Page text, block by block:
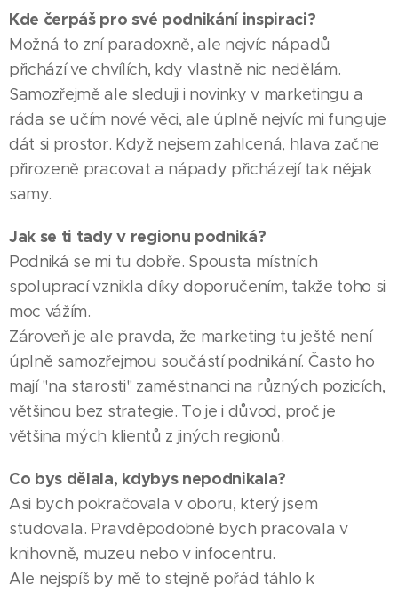
Kde čerpáš pro své podnikání inspiraci?
Možná to zní paradoxně, ale nejvíc nápadů
přichází ve chvílích, kdy vlastně nic nedělám.
Samozřejmě ale sleduji i novinky v marketingu a
ráda se učím nové věci, ale úplně nejvíc mi funguje
dát si prostor. Když nejsem zahlcená, hlava začne
přirozeně pracovat a nápady přicházejí tak nějak
samy.
Jak se ti tady v regionu podniká?
Podniká se mi tu dobře. Spousta místních
spoluprací vznikla díky doporučením, takže toho si
moc vážím.
Zároveň je ale pravda, že marketing tu ještě není
úplně samozřejmou součástí podnikání. Často ho
mají "na starosti" zaměstnanci na různých pozicích,
většinou bez strategie. To je i důvod, proč je
většina mých klientů z jiných regionů.
Co bys dělala, kdybys nepodnikala?
Asi bych pokračovala v oboru, který jsem
studovala. Pravděpodobně bych pracovala v
knihovně, muzeu nebo v infocentru.
Ale nejspíš by mě to stejně pořád táhlo k